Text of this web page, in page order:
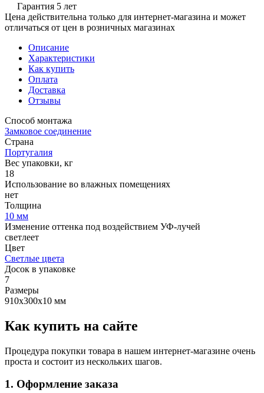
Гарантия 5 лет
Цена действительна только для интернет-магазина и может
отличаться от цен в розничных магазинах
Описание
Характеристики
Как купить
Оплата
Доставка
Отзывы
Способ монтажа
Замковое соединение
Страна
Португалия
Вес упаковки, кг
18
Использование во влажных помещениях
нет
Толщина
10 мм
Изменение оттенка под воздействием УФ-лучей
светлеет
Цвет
Светлые цвета
Досок в упаковке
7
Размеры
910х300х10 мм
Как купить на сайте
Процедура покупки товара в нашем интернет-магазине очень
проста и состоит из нескольких шагов.
1. Оформление заказа